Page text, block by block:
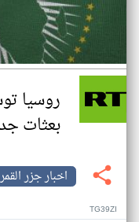
روسيا
بعثات جديدة
اخبار جزر القمر
TG39ZI